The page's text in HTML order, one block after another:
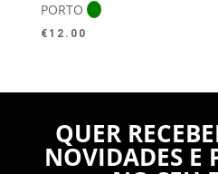
PORTO
€ 12.00
QUER
NOVIDADES E